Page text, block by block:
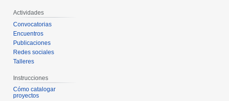
Actividades
Convocatorias
Encuentros
Publicaciones
Redes sociales
Talleres
Instrucciones
Cómo catalogar
proyectos